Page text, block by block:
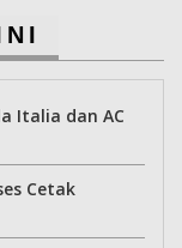
Italia dan AC
Cetak